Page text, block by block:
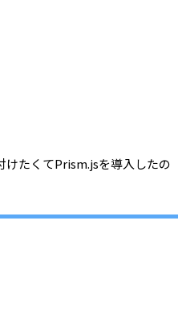
たくてPrism.jsを導入したの